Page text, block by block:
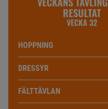
RESULTAT
VECKA 32
HOPPNING
DRESSYR
FÄLTTÄVLAN